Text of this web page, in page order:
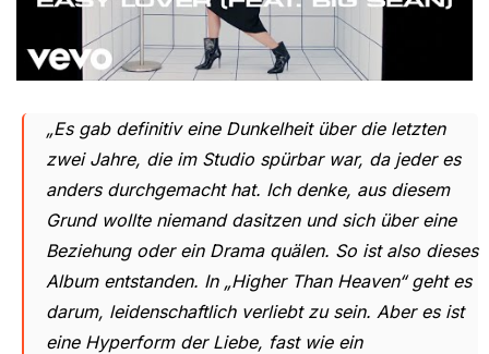
„Es gab definitiv eine Dunkelheit über die letzten
zwei Jahre, die im Studio spürbar war, da jeder es
anders durchgemacht hat. Ich denke, aus diesem
Grund wollte niemand dasitzen und sich über eine
Beziehung oder ein Drama quälen. So ist also dieses
Album entstanden. In „Higher Than Heaven“ geht es
darum, leidenschaftlich verliebt zu sein. Aber es ist
eine Hyperform der Liebe, fast wie ein